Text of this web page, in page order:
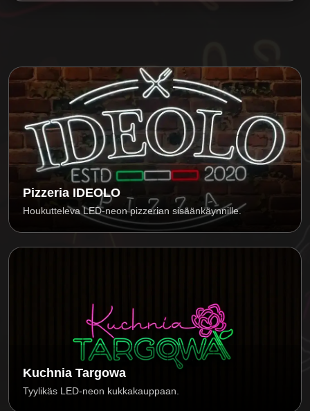
Pizzeria IDEOLO
Houkutteleva LED-neon pizzerian sisäänkäynnille.
Kuchnia Targowa
Tyylikäs LED-neon kukkakauppaan.